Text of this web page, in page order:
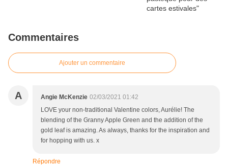
Commentaires
Ajouter un commentaire
A Angie McKenzie 02/03/2021 01:42
LOVE your non-traditional Valentine colors, Aurélie! The
blending of the Granny Apple Green and the addition of the
gold leaf is amazing. As always, thanks for the inspiration and
for hopping with us. x
Répondre